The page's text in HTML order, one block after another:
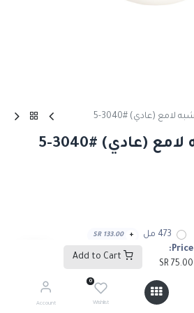
Price:
75.00
0
Wishlist
Account
473 مل +
133.00
SR